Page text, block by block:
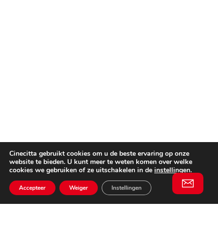
Cinecitta gebruikt cookies om u de beste ervaring op onze
website te bieden. U kunt meer te weten komen over welke
cookies we gebruiken of ze uitschakelen in de instellingen.
Accepteer Weiger Instellingen